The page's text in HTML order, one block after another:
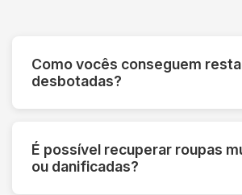
Como vocês conseguem
desbotadas?
pigmentos das fibras e aplicamos
que devolvem a vivacidade
É possível recuperar roupas
ou danificadas?